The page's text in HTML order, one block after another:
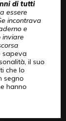
di tutti
essere
incontrava
e
inviare
sapeva
il suo
che lo
segno
hanno